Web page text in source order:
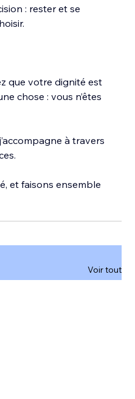
: rester et se
que votre dignité est
chose : vous n’êtes
à travers
et faisons ensemble
Voir tout